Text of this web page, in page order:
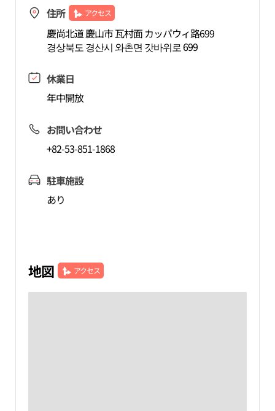
住所 アクセス
慶尚北道 慶山市 瓦村面 カッパウィ路699
경상북도 경산시 와촌면 갓바위로 699
休業日
年中開放
お問い合わせ
+82-53-851-1868
駐車施設
あり
地図 アクセス